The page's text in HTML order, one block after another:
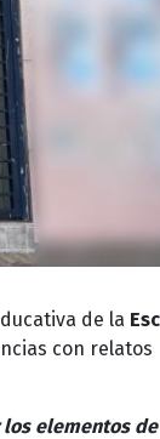
de la
con relatos
elementos de